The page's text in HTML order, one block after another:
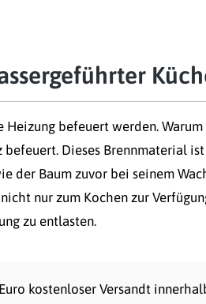
Heizung befeuert werden.
Dieses Brennmaterial
der Baum zuvor bei seinem
nur zum Kochen zur
zu entlasten.
kostenloser Versandt